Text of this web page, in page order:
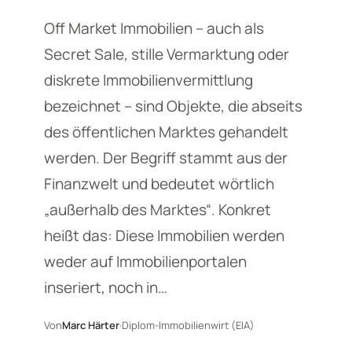
Off Market Immobilien – auch als
Secret Sale, stille Vermarktung oder
diskrete Immobilienvermittlung
bezeichnet – sind Objekte, die abseits
des öffentlichen Marktes gehandelt
werden. Der Begriff stammt aus der
Finanzwelt und bedeutet wörtlich
„außerhalb des Marktes“. Konkret
heißt das: Diese Immobilien werden
weder auf Immobilienportalen
inseriert, noch in…
VonMarc Härter·Diplom-Immobilienwirt (EIA)